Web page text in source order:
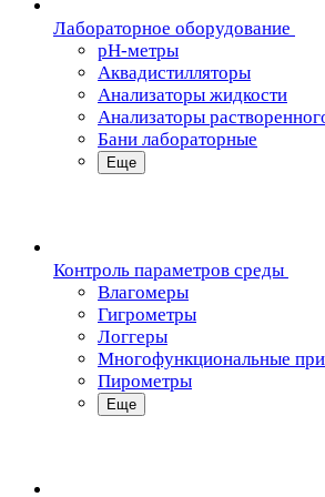
Лабораторное оборудование
pH-метры
Аквадистилляторы
Анализаторы жидкости
Анализаторы
Бани лабораторные
Еще
Контроль параметров среды
Влагомеры
Гигрометры
Логгеры
Многофункциональные
Пирометры
Еще